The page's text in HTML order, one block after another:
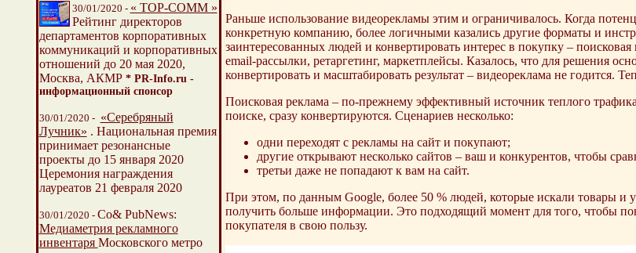
30/01/2020 - « TOP-COMM »
Рейтинг директоров
департаментов корпоративных
коммуникаций и корпоративных
отношений до 20 мая 2020,
Москва, АКМР * PR-Info.ru -
информационный спонсор
30/01/2020 - «Серебряный
Лучник» . Национальная премия
принимает резонансные
проекты до 15 января 2020
Церемония награждения
лауреатов 21 февраля 2020
30/01/2020 - Со& PubNews:
Медиаметрия рекламного
инвентаря Московского метро
Раньше использование видеорекламы этим и ограничивалось. Когда
конкретную компанию, более логичными казались другие форматы и
заинтересованных людей и конвертировать интерес в покупку –
email-рассылки, ретаргетинг, маркетплейсы. Казалось, что для решения
конвертировать и масштабировать результат – видеореклама не годится.
Поисковая реклама – по-прежнему эффективный источник теплого
поиске, сразу конвертируются. Сценариев несколько:
одни переходят с рекламы на сайт и покупают;
другие открывают несколько сайтов – ваш и конкурентов, чтобы
третьи даже не попадают к вам на сайт.
При этом, по данным Google, более 50 % людей, которые искали товары и
получить больше информации. Это подходящий момент для того, чтобы
покупателя в свою пользу.